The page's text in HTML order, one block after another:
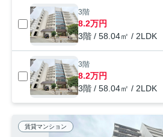
3階
8.2万円
3階 / 58.04㎡ / 2LDK
3階
8.2万円
3階 / 58.04㎡ / 2LDK
賃貸マンション